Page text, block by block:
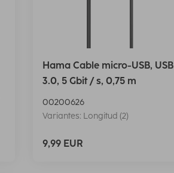
Hama Cable micro-USB, USB
3.0, 5 Gbit / s, 0,75 m
00200626
Variantes: Longitud (2)
9,99 EUR